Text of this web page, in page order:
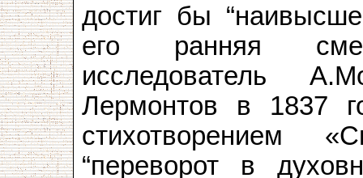
достиг бы
его ранняя
исследователь
Лермонтов в 1837
стихотворением
“переворот в